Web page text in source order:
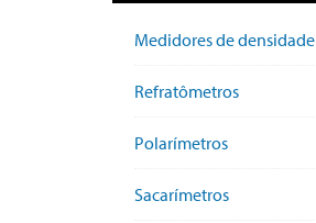
Medidores de densidade
Refratômetros
Polarímetros
Sacarímetros